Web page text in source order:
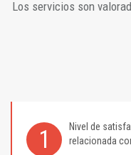
Los servicios son
1 Nivel de
relacionada